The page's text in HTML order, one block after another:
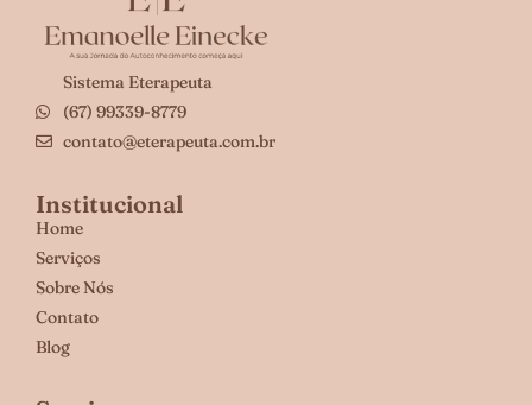
Sistema Eterapeuta
(67) 99339-8779
contato@eterapeuta.com.br
Institucional
Home
Serviços
Sobre Nós
Contato
Blog